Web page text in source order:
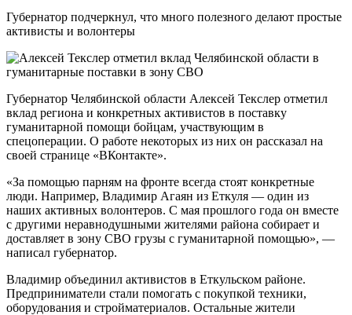
Губернатор подчеркнул, что много полезного делают простые
активисты и волонтеры
Губернатор Челябинской области Алексей Текслер отметил
вклад региона и конкретных активистов в поставку
гуманитарной помощи бойцам, участвующим в
спецоперации. О работе некоторых из них он рассказал на
своей странице «ВКонтакте».
«За помощью парням на фронте всегда стоят конкретные
люди. Например, Владимир Агаян из Еткуля — один из
наших активных волонтеров. С мая прошлого года он вместе
с другими неравнодушными жителями района собирает и
доставляет в зону СВО грузы с гуманитарной помощью», —
написал губернатор.
Владимир объединил активистов в Еткульском районе.
Предприниматели стали помогать с покупкой техники,
оборудования и стройматериалов. Остальные жители